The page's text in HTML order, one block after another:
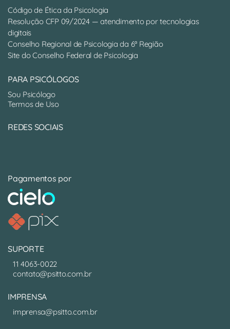
Código de Ética da Psicologia
Resolução CFP 09/2024 — atendimento por tecnologias
digitais
Conselho Regional de Psicologia da 6ª Região
Site do Conselho Federal de Psicologia
PARA PSICÓLOGOS
Sou Psicólogo
Termos de Uso
REDES SOCIAIS
Pagamentos por
SUPORTE
11 4063-0022
contato@psitto.com.br
IMPRENSA
imprensa@psitto.com.br